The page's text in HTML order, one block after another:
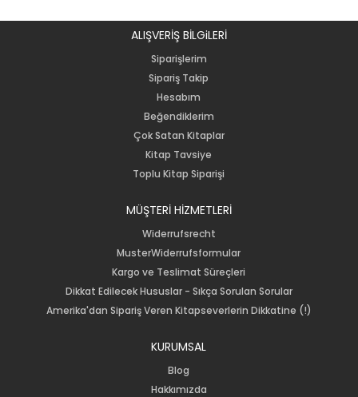
ALIŞVERİŞ BİLGiLERİ
Siparişlerim
Sipariş Takip
Hesabım
Beğendiklerim
Çok Satan Kitaplar
Kitap Tavsiye
Toplu Kitap Siparişi
MÜŞTERİ HİZMETLERİ
Widerrufsrecht
MusterWiderrufsformular
Kargo ve Teslimat Süreçleri
Dikkat Edilecek Hususlar - Sıkça Sorulan Sorular
Amerika'dan Sipariş Veren Kitapseverlerin Dikkatine (!)
KURUMSAL
Blog
Hakkımızda